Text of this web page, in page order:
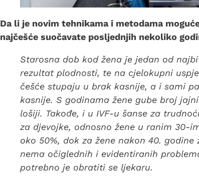
Da li je novim tehnikama i metodama
najčešće suočavate posljednjih nekoliko
Starosna dob kod žena je jedan od
rezultat plodnosti, te na cjelokupni
češće stupaju u brak kasnije, a i sami
kasnije. S godinama žene gube broj
lošiji. Takođe, i u IVF-u šanse za
za djevojke, odnosno žene u ranim 30-
oko 50%, dok za žene nakon 40.
nema očiglednih i evidentiranih
potrebno je obratiti se ljekaru.